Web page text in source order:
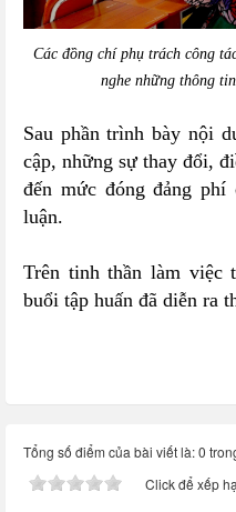
Các đồng chí phụ trách công
nghe những thông
Sau phần trình bày nội
cập, những sự thay đổi,
đến mức đóng đảng
luận.
Trên tinh thần làm việc
buổi tập huấn đã diễn ra
Tổng số điểm của bài viết là: 0
Click để xếp